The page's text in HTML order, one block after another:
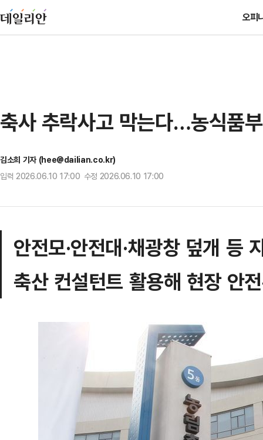
오피
축사 추락사고 막는다…농식품
김소희 기자 (hee@dailian.co.kr)
입력 2026.06.10 17:00 수정 2026.06.10 17:00
안전모·안전대·채광창 덮개 등
축산 컨설턴트 활용해 현장 안